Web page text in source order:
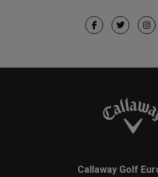
Callaway Golf